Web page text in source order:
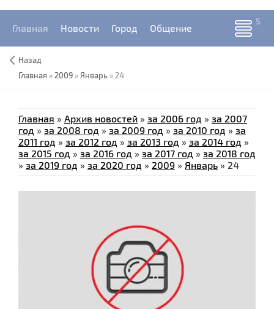
Главная Новости Город Общение
Назад
Главная » 2009 » Январь » 24
Главная » Архив новостей » за 2006 год » за 2007
год » за 2008 год » за 2009 год » за 2010 год » за
2011 год » за 2012 год » за 2013 год » за 2014 год »
за 2015 год » за 2016 год » за 2017 год » за 2018 год
» за 2019 год » за 2020 год » 2009 » Январь » 24